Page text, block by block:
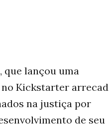
que lançou uma
no Kickstarter
na justiça por
de seu